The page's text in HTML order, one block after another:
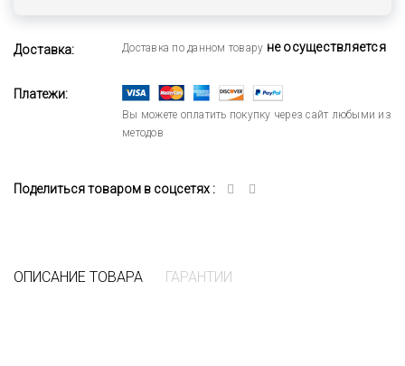
Доставка: Доставка по данном товару не осуществляется
Платежи:
Вы можете оплатить покупку через сайт любыми из
методов
Поделиться товаром в соцсетях :
ОПИСАНИЕ ТОВАРА ГАРАНТИИ